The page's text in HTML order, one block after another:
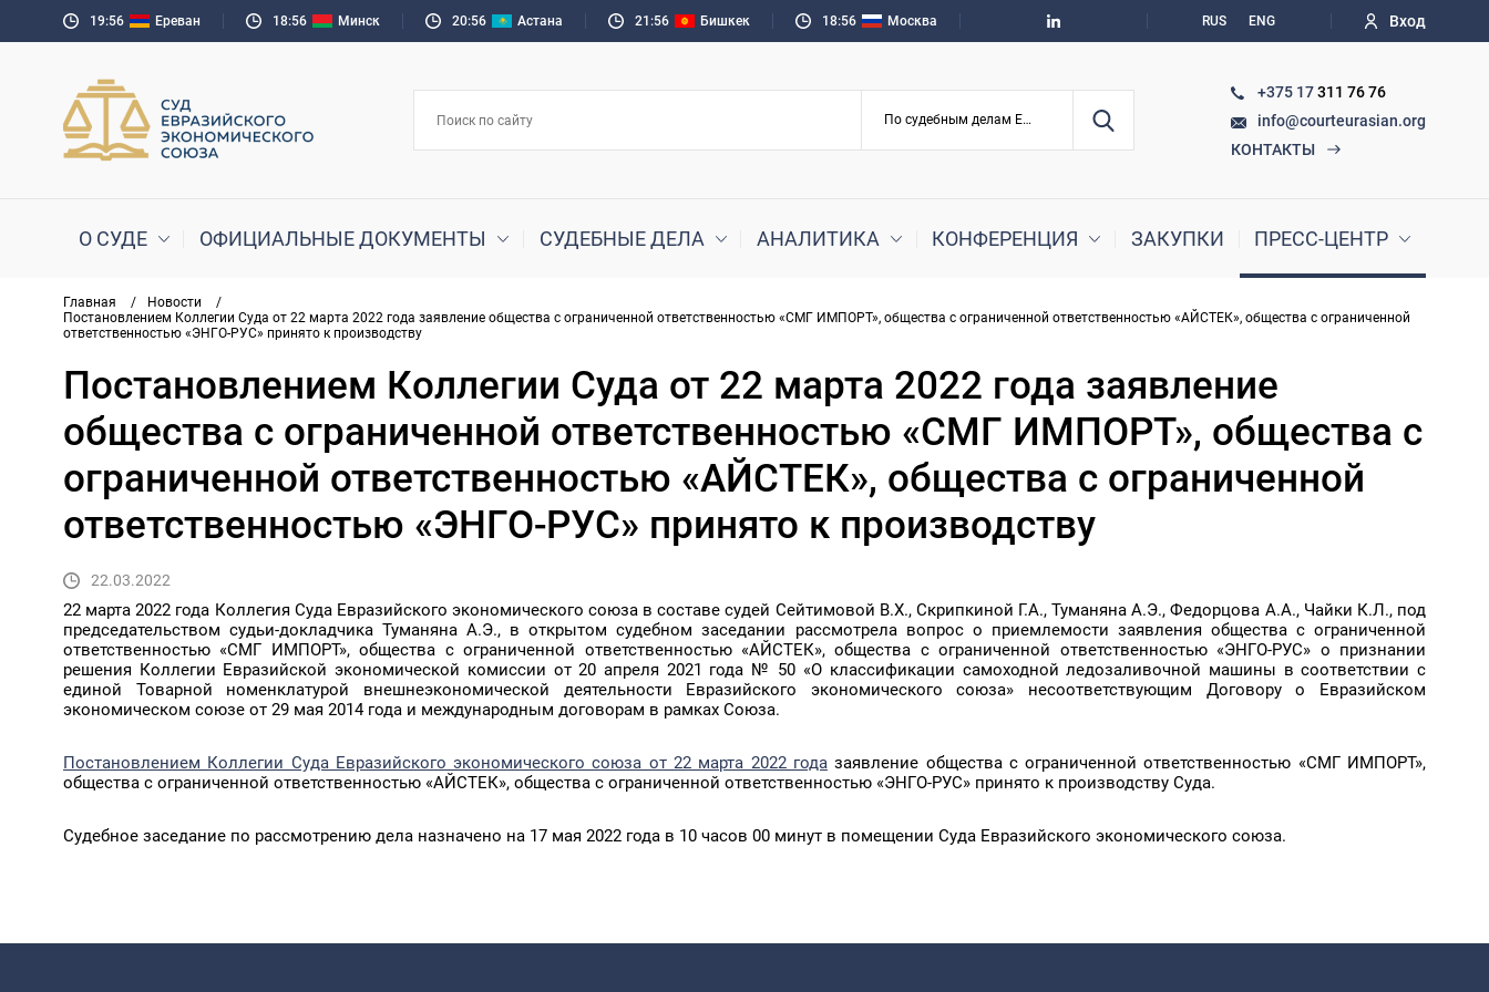
19:56 Ереван 18:56 Минск 20:56 Астана 21:56 Бишкек 18:56 Москва RUS ENG Вход
По судебным делам ЕАЭС
+375 17311 76 76
info@courteurasian.org
КОНТАКТЫ
О СУДЕ ОФИЦИАЛЬНЫЕ ДОКУМЕНТЫ СУДЕБНЫЕ ДЕЛА АНАЛИТИКА КОНФЕРЕНЦИЯ ЗАКУПКИ ПРЕСС-ЦЕНТР
Главная / Новости
/
Постановлением Коллегии Суда от 22 марта 2022 года заявление общества с ограниченной ответственностью «СМГ ИМПОРТ», общества с ограниченной ответственностью «АЙСТЕК», общества с ограниченной
ответственностью «ЭНГО-РУС» принято к производству
Постановлением Коллегии Суда от 22 марта 2022 года заявление
общества с ограниченной ответственностью «СМГ ИМПОРТ», общества с
ограниченной ответственностью «АЙСТЕК», общества с ограниченной
ответственностью «ЭНГО-РУС» принято к производству
22.03.2022
22 марта 2022 года Коллегия Суда Евразийского экономического союза в составе судей Сейтимовой В.Х., Скрипкиной Г.А., Туманяна А.Э., Федорцова А.А., Чайки К.Л., под
председательством судьи-докладчика Туманяна А.Э., в открытом судебном заседании рассмотрела вопрос о приемлемости заявления общества с ограниченной
ответственностью «СМГ ИМПОРТ», общества с ограниченной ответственностью «АЙСТЕК», общества с ограниченной ответственностью «ЭНГО-РУС» о признании
решения Коллегии Евразийской экономической комиссии от 20 апреля 2021 года № 50 «О классификации самоходной ледозаливочной машины в соответствии с
единой Товарной номенклатурой внешнеэкономической деятельности Евразийского экономического союза» несоответствующим Договору о Евразийском
экономическом союзе от 29 мая 2014 года и международным договорам в рамках Союза.
Постановлением Коллегии Суда Евразийского экономического союза от 22 марта 2022 годазаявление общества с ограниченной ответственностью «СМГ ИМПОРТ»,
общества с ограниченной ответственностью «АЙСТЕК», общества с ограниченной ответственностью «ЭНГО-РУС» принято к производству Суда.
Судебное заседание по рассмотрению дела назначено на 17 мая 2022 года в 10 часов 00 минут в помещении Суда Евразийского экономического союза.